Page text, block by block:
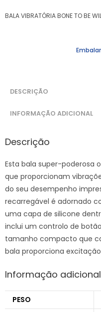
BALA VIBRATÓRIA BONE TO BE
DESCRIÇÃO
INFORMAÇÃO ADICIONAL
Descrição
Esta bala super-poderosa
que proporcionam
do seu desempenho
recarregável é adornado
uma capa de silicone
inclui um controlo de
tamanho compacto que
bala proporciona
Informação adicional
PESO